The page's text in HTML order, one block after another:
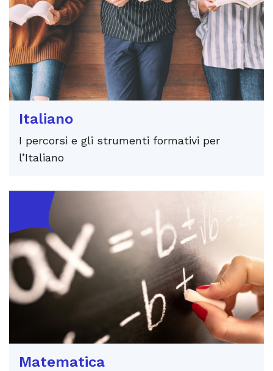
Italiano
I percorsi e gli strumenti formativi per
l’Italiano
Matematica